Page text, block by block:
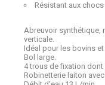
Résistant aux chocs
Abreuvoir synthétique,
verticale.
Idéal pour les bovins
Bol large.
4 trous de fixation
Robinetterie laiton